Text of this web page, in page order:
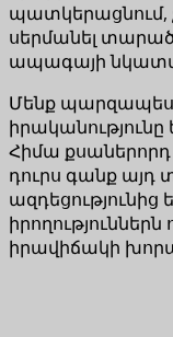
պատկերացնում,
սերմանել
ապագայի
Մենք
իրականությունը
Հիմա քսաներորդ
դուրս գանք
իրողություններն
իրավիճակի